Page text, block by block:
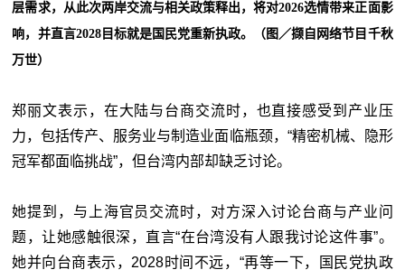
层需求，从此次两岸交流与相关政策释出，将对2026选情带来正面影
响，并直言2028目标就是国民党重新执政。（图／撷自网络节目千秋
万世）
郑丽文表示，在大陆与台商交流时，也直接感受到产业压
力，包括传产、服务业与制造业面临瓶颈，“精密机械、隐形
冠军都面临挑战”，但台湾内部却缺乏讨论。
她提到，与上海官员交流时，对方深入讨论台商与产业问
题，让她感触很深，直言“在台湾没有人跟我讨论这件事”。
她并向台商表示，2028时间不远，“再等一下，国民党执政